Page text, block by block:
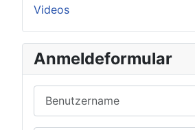
Videos
Anmeldeformular